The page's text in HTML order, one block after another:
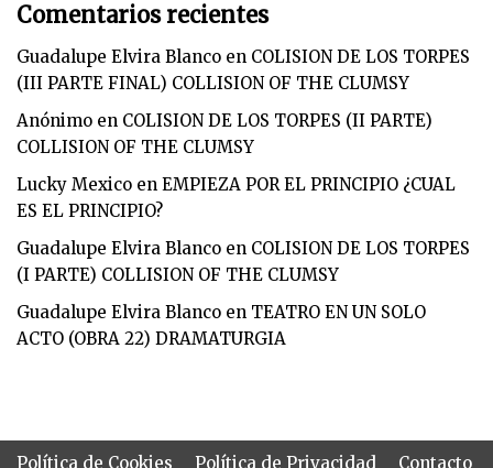
Comentarios recientes
Guadalupe Elvira Blanco en COLISION DE LOS TORPES
(III PARTE FINAL) COLLISION OF THE CLUMSY
Anónimo en COLISION DE LOS TORPES (II PARTE)
COLLISION OF THE CLUMSY
Lucky Mexico en EMPIEZA POR EL PRINCIPIO ¿CUAL
ES EL PRINCIPIO?
Guadalupe Elvira Blanco en COLISION DE LOS TORPES
(I PARTE) COLLISION OF THE CLUMSY
Guadalupe Elvira Blanco en TEATRO EN UN SOLO
ACTO (OBRA 22) DRAMATURGIA
Política de Cookies Política de Privacidad Contacto